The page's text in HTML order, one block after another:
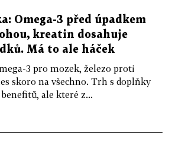
Omega-3 před úpadkem
kreatin dosahuje
Má to ale háček
3 pro mozek, železo proti
skoro na všechno. Trh s doplňky
ale které z...